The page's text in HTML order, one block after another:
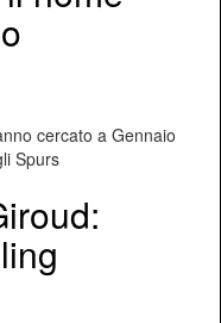
cercato a Gennaio
Spurs